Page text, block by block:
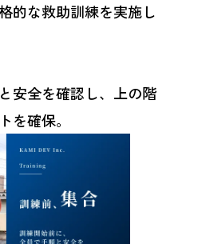
的な救助訓練を実施し
安全を確認し、上の階
を確保。